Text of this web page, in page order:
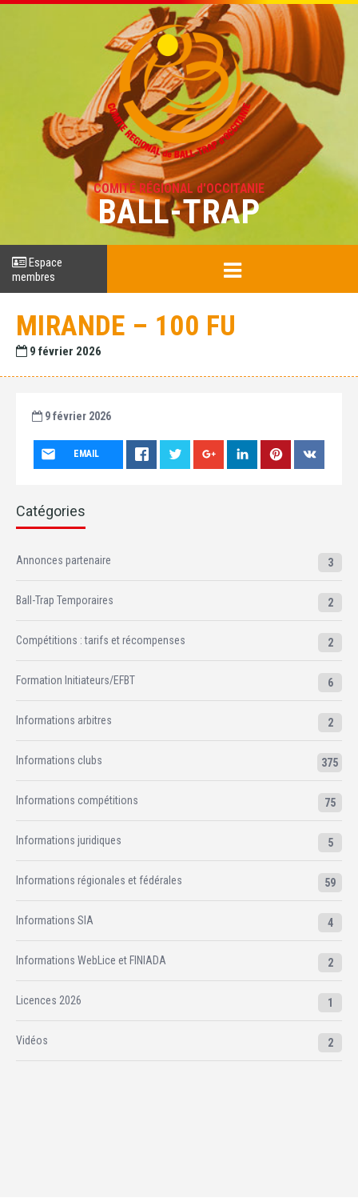
COMITÉ RÉGIONAL d'OCCITANIE
BALL-TRAP
Espace
membres
MIRANDE – 100 FU
9 février 2026
9 février 2026
EMAIL
Catégories
Annonces partenaire 3
Ball-Trap Temporaires 2
Compétitions : tarifs et récompenses 2
Formation Initiateurs/EFBT 6
Informations arbitres 2
Informations clubs 375
Informations compétitions 75
Informations juridiques 5
Informations régionales et fédérales 59
Informations SIA 4
Informations WebLice et FINIADA 2
Licences 2026 1
Vidéos 2